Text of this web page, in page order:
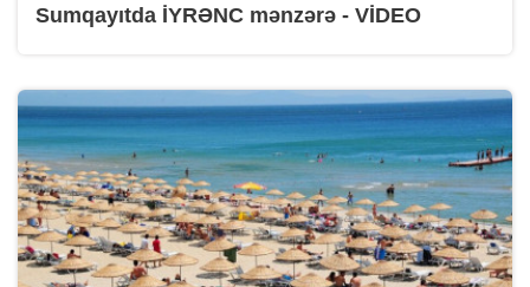
Sumqayıtda İYRƏNC mənzərə - VİDEO